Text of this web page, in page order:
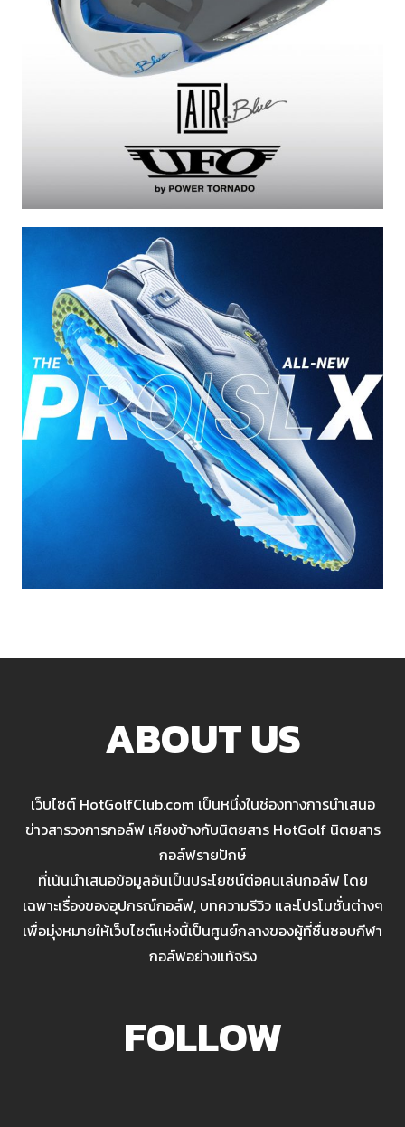
ABOUT US
เว็บไซต์ HotGolfClub.com เป็นหนึ่งในช่องทางการนำเสนอ
ข่าวสารวงการกอล์ฟ เคียงข้างกับนิตยสาร HotGolf นิตยสาร
กอล์ฟรายปักษ์
ที่เน้นนำเสนอข้อมูลอันเป็นประโยชน์ต่อคนเล่นกอล์ฟ โดย
เฉพาะเรื่องของอุปกรณ์กอล์ฟ, บทความรีวิว และโปรโมชั่นต่างๆ
เพื่อมุ่งหมายให้เว็บไซต์แห่งนี้เป็นศูนย์กลางของผู้ที่ชื่นชอบกีฬา
กอล์ฟอย่างแท้จริง
FOLLOW